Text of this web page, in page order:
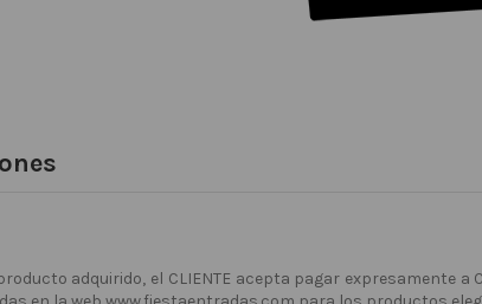
adquirido, el CLIENTE acepta pagar expresamente